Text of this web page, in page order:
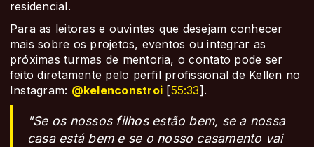
residencial.
Para as leitoras e ouvintes que desejam conhecer
mais sobre os projetos, eventos ou integrar as
próximas turmas de mentoria, o contato pode ser
feito diretamente pelo perfil profissional de Kellen no
Instagram: @kelenconstroi [55:33].
"Se os nossos filhos estão bem, se a nossa
casa está bem e se o nosso casamento vai